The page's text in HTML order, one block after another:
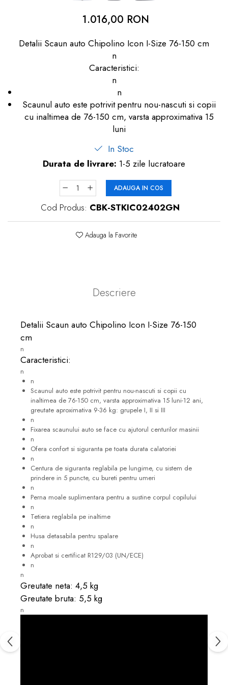
Igiena copii
1.016,00 RON
Detalii Scaun auto Chipolino Icon I-Size 76-150 cm
n
Caracteristici:
n
n
Scaunul auto este potrivit pentru nou-nascuti si copii
cu inaltimea de 76-150 cm, varsta approximativa 15
luni
In Stoc
Durata de livrare: 1-5 zile lucratoare
ADAUGA IN COS
Cod Produs: CBK-STKIC02402GN
Adauga la Favorite
Descriere
Detalii Scaun auto Chipolino Icon I-Size 76-150
cm
n
Caracteristici:
n
n
Scaunul auto este potrivit pentru nou-nascuti si copii cu
inaltimea de 76-150 cm, varsta approximativa 15 luni-12 ani,
greutate aproximativa 9-36 kg: grupele I, II si III
n
Fixarea scaunului auto se face cu ajutorul centurilor masinii
n
Ofera confort si siguranta pe toata durata calatoriei
n
Centura de siguranta reglabila pe lungime, cu sistem de
prindere in 5 puncte, cu bureti pentru umeri
n
Perna moale suplimentara pentru a sustine corpul copilului
n
Tetiera reglabila pe inaltime
n
Husa detasabila pentru spalare
n
Aprobat si certificat R129/03 (UN/ECE)
n
n
Greutate neta: 4,5 kg
Greutate bruta: 5,5 kg
n